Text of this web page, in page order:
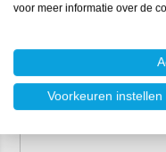
voor meer informatie over de
Voorkeuren instellen